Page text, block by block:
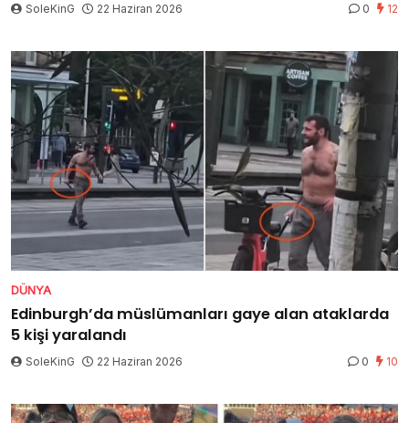
SoleKinG 22 Haziran 2026 0 12
DÜNYA
Edinburgh’da müslümanları gaye alan ataklarda
5 kişi yaralandı
SoleKinG 22 Haziran 2026 0 10